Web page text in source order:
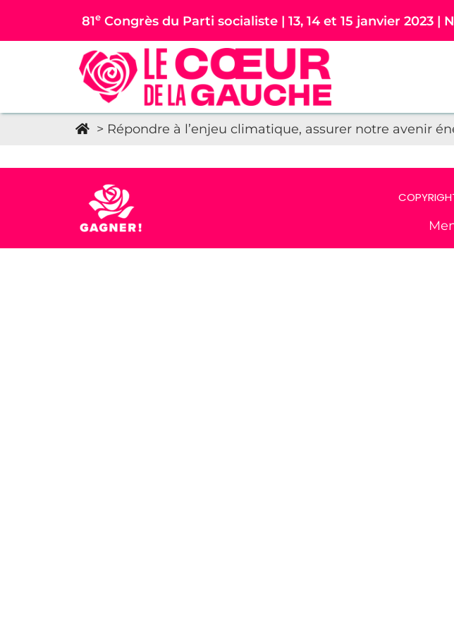
81e Congrès du Parti socialiste | 13, 14 et 15 janvier 2023 |
> Répondre à l’enjeu climatique, assurer notre avenir